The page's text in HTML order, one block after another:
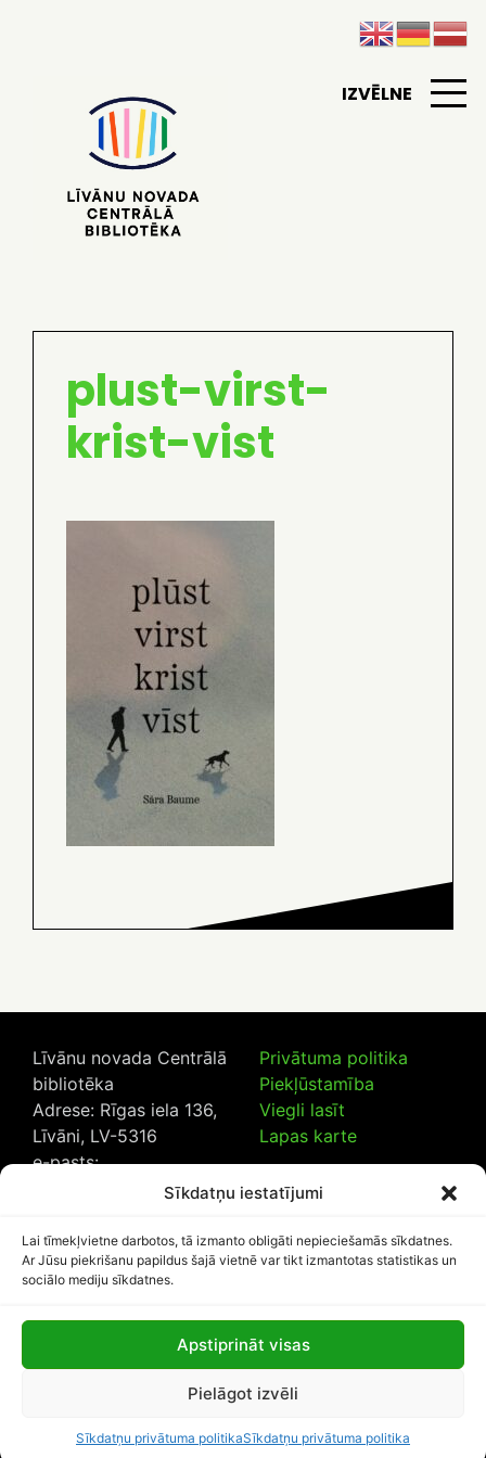
Sīkdatņu iestatījumi
Lai tīmekļvietne darbotos, tā izmanto obligāti nepieciešamās sīkdatnes.
Ar Jūsu piekrišanu papildus šajā vietnē var tikt izmantotas statistikas un
sociālo mediju sīkdatnes.
Apstiprināt visas
Pielāgot izvēli
Sīkdatņu privātuma politikaSīkdatņu privātuma politika
IZVĒLNE
plust-virst-
krist-vist
Līvānu novada Centrālā
bibliotēka
Adrese: Rīgas iela 136,
Līvāni, LV-5316
e-pasts:
20230925
Privātuma politika
Piekļūstamība
Viegli lasīt
Lapas karte
Lapas apmeklētāju skaits: